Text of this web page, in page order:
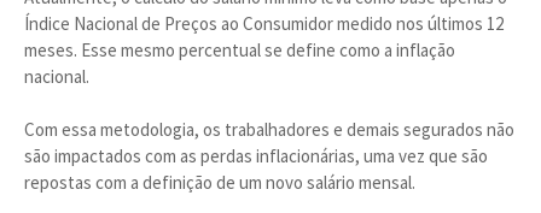
Índice Nacional de Preços ao Consumidor medido nos últimos 12
meses. Esse mesmo percentual se define como a inflação
nacional.
Com essa metodologia, os trabalhadores e demais segurados não
são impactados com as perdas inflacionárias, uma vez que são
repostas com a definição de um novo salário mensal.